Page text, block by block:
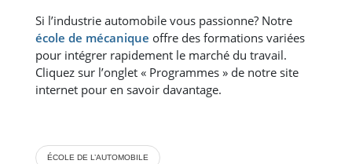
Si l’industrie automobile vous passionne? Notre
école de mécanique offre des formations variées
pour intégrer rapidement le marché du travail.
Cliquez sur l’onglet « Programmes » de notre site
internet pour en savoir davantage.
ÉCOLE DE L’AUTOMOBILE